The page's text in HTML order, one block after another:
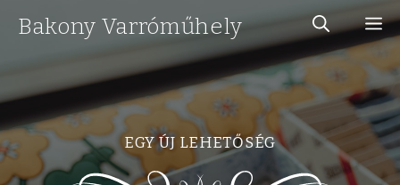
Bakony Varróműhely
EGY ÚJ LEHETŐSÉG